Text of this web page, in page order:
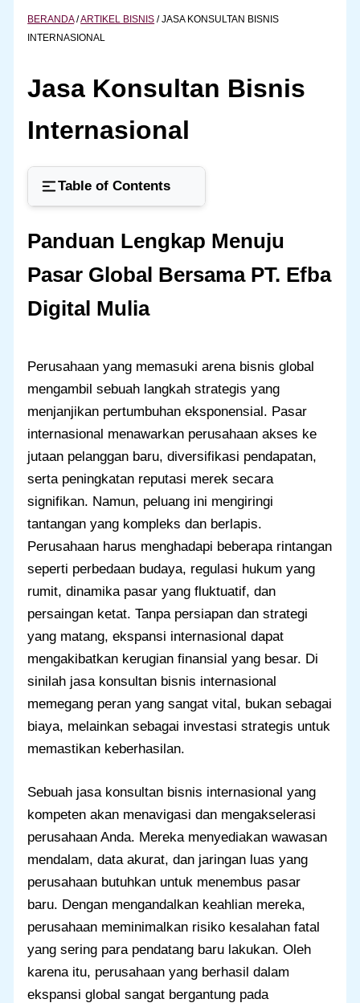
BERANDA/ARTIKEL BISNIS /JASA KONSULTAN BISNIS
INTERNASIONAL
Jasa Konsultan Bisnis
Internasional
Table of Contents
Panduan Lengkap Menuju
Pasar Global Bersama PT. Efba
Digital Mulia
Perusahaan yang memasuki arena bisnis global
mengambil sebuah langkah strategis yang
menjanjikan pertumbuhan eksponensial. Pasar
internasional menawarkan perusahaan akses ke
jutaan pelanggan baru, diversifikasi pendapatan,
serta peningkatan reputasi merek secara
signifikan. Namun, peluang ini mengiringi
tantangan yang kompleks dan berlapis.
Perusahaan harus menghadapi beberapa rintangan
seperti perbedaan budaya, regulasi hukum yang
rumit, dinamika pasar yang fluktuatif, dan
persaingan ketat. Tanpa persiapan dan strategi
yang matang, ekspansi internasional dapat
mengakibatkan kerugian finansial yang besar. Di
sinilah jasa konsultan bisnis internasional
memegang peran yang sangat vital, bukan sebagai
biaya, melainkan sebagai investasi strategis untuk
memastikan keberhasilan.
Sebuah jasa konsultan bisnis internasional yang
kompeten akan menavigasi dan mengakselerasi
perusahaan Anda. Mereka menyediakan wawasan
mendalam, data akurat, dan jaringan luas yang
perusahaan butuhkan untuk menembus pasar
baru. Dengan mengandalkan keahlian mereka,
perusahaan meminimalkan risiko kesalahan fatal
yang sering para pendatang baru lakukan. Oleh
karena itu, perusahaan yang berhasil dalam
ekspansi global sangat bergantung pada